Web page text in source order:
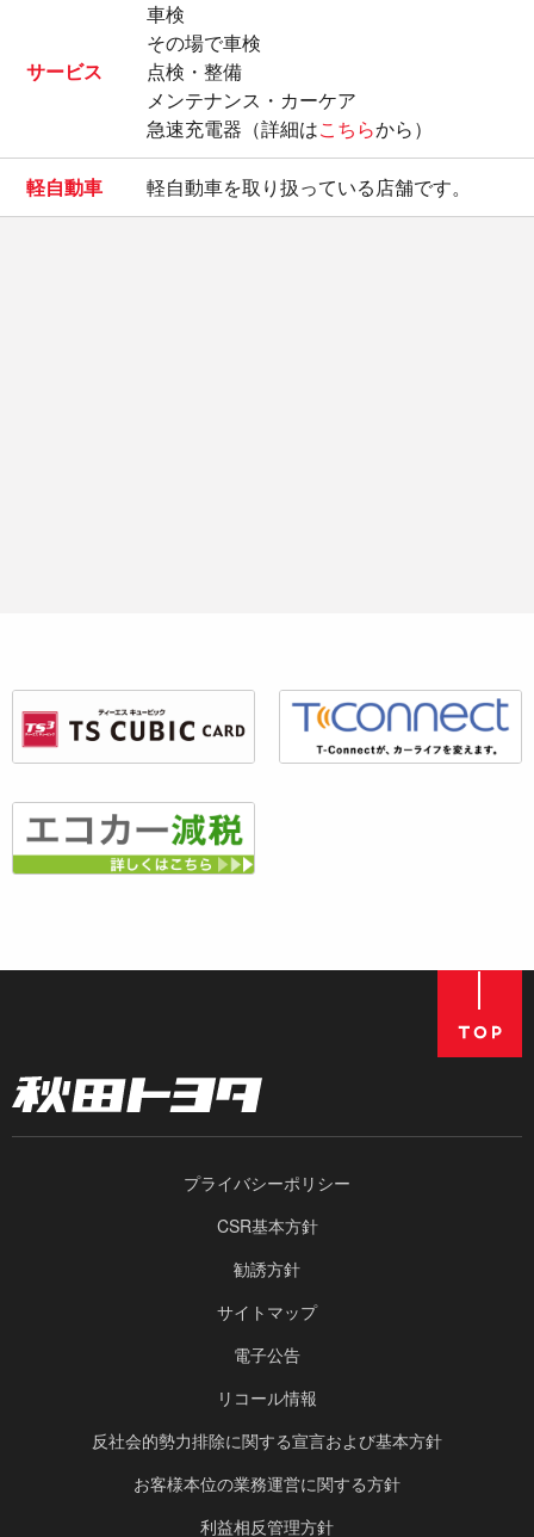
サービス
車検
その場で車検
点検・整備
メンテナンス・カーケア
急速充電器（詳細はこちらから）
軽自動車 軽自動車を取り扱っている店舗です。
プライバシーポリシー
CSR基本方針
勧誘方針
サイトマップ
電子公告
リコール情報
反社会的勢力排除に関する宣言および基本方針
お客様本位の業務運営に関する方針
利益相反管理方針